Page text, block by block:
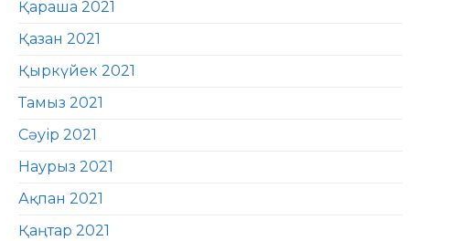
Қараша 2021
Қазан 2021
Қыркүйек 2021
Тамыз 2021
Сәуір 2021
Наурыз 2021
Ақпан 2021
Қаңтар 2021